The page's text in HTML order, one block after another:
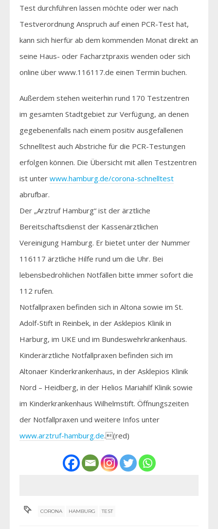
Test durchführen lassen möchte oder wer nach
Testverordnung Anspruch auf einen PCR-Test hat,
kann sich hierfür ab dem kommenden Monat direkt an
seine Haus- oder Facharztpraxis wenden oder sich
online über www.116117.de einen Termin buchen.
Außerdem stehen weiterhin rund 170 Testzentren
im gesamten Stadtgebiet zur Verfügung, an denen
gegebenenfalls nach einem positiv ausgefallenen
Schnelltest auch Abstriche für die PCR-Testungen
erfolgen können. Die Übersicht mit allen Testzentren
ist unter www.hamburg.de/corona-schnelltest
abrufbar.
Der „Arztruf Hamburg“ ist der ärztliche
Bereitschaftsdienst der Kassenärztlichen
Vereinigung Hamburg. Er bietet unter der Nummer
116117 ärztliche Hilfe rund um die Uhr. Bei
lebensbedrohlichen Notfällen bitte immer sofort die
112 rufen.
Notfallpraxen befinden sich in Altona sowie im St.
Adolf-Stift in Reinbek, in der Asklepios Klinik in
Harburg, im UKE und im Bundeswehrkrankenhaus.
Kinderärztliche Notfallpraxen befinden sich im
Altonaer Kinderkrankenhaus, in der Asklepios Klinik
Nord – Heidberg, in der Helios Mariahilf Klinik sowie
im Kinderkrankenhaus Wilhelmstift. Öffnungszeiten
der Notfallpraxen und weitere Infos unter
www.arztruf-hamburg.de.(red)
CORONA HAMBURG TEST